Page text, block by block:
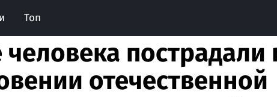
Топ
пострадали
отечественной